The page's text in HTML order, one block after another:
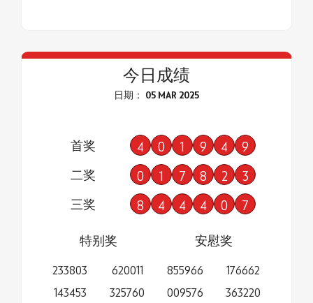
今日成绩
日期： 05 MAR 2025
首奖 4 0 1 9 4 9
二奖 0 1 7 8 2 3
三奖 8 4 4 4 0 7
特别奖
233803
143453
620011
325760
安慰奖
855966
009576
176662
363220